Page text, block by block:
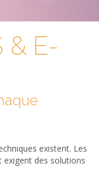
E-commerce
& E-
existent. Les
des solutions